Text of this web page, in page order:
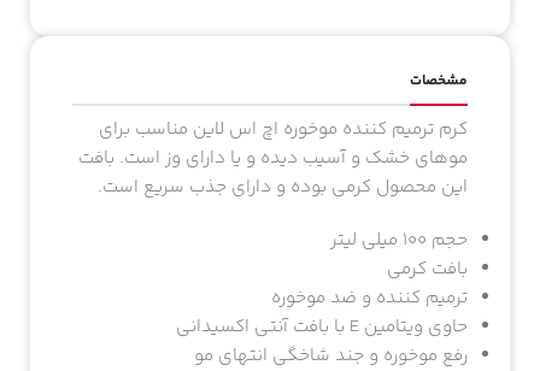
مشخصات
کرم ترمیم کننده موخوره اچ اس لاین مناسب برای
موهای خشک و آسیب دیده و یا دارای وز است. بافت
این محصول کرمی بوده و دارای جذب سریع است.
حجم 100 میلی لیتر
بافت کرمی
ترمیم کننده و ضد موخوره
حاوی ویتامین E با بافت آنتی اکسیدانی
رفع موخوره و جند شاخگی انتهای مو